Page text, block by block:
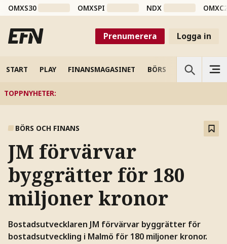
OMXS30 OMXSPI NDX
Prenumerera Logga in
START PLAY FINANSMAGASINET BÖRS VETENSKAP
TOPPNYHETER:
BÖRS OCH FINANS
JM förvärvar
byggrätter för 180
miljoner kronor
Bostadsutvecklaren JM förvärvar byggrätter för
bostadsutveckling i Malmö för 180 miljoner kronor.